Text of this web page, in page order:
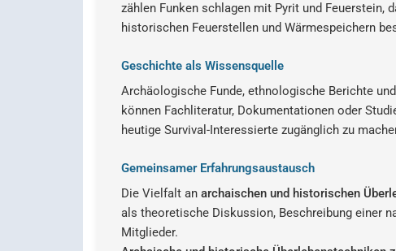
zählen Funken schlagen mit Pyrit und Feuerstein,
historischen Feuerstellen und Wärmespeichern
Geschichte als Wissensquelle
Archäologische Funde, ethnologische Berichte
können Fachliteratur, Dokumentationen oder
heutige Survival-Interessierte zugänglich zu
Gemeinsamer Erfahrungsaustausch
Die Vielfalt anarchaischen und historischen
als theoretische Diskussion, Beschreibung einer
Mitglieder.